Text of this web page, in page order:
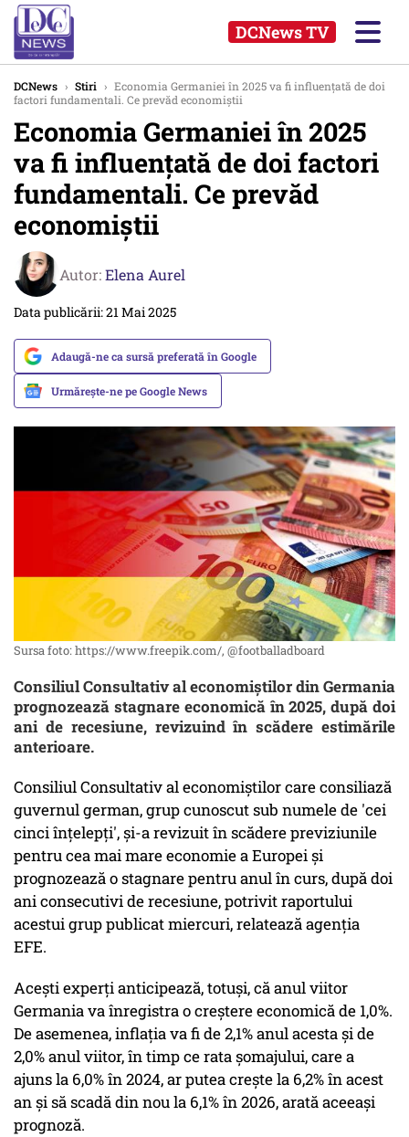
DCNews TV
DCNews › Stiri › Economia Germaniei în 2025 va fi influențată de doi
factori fundamentali. Ce prevăd economiștii
Economia Germaniei în 2025
va fi influențată de doi factori
fundamentali. Ce prevăd
economiștii
Autor:Elena Aurel
Data publicării: 21 Mai 2025
Adaugă-ne ca sursă preferată în Google
Urmărește-ne pe Google News
Sursa foto: https://www.freepik.com/, @footballadboard
Consiliul Consultativ al economiștilor din Germania
prognozează stagnare economică în 2025, după doi
ani de recesiune, revizuind în scădere estimările
anterioare.
Consiliul Consultativ al economiștilor care consiliază
guvernul german, grup cunoscut sub numele de 'cei
cinci înțelepți', și-a revizuit în scădere previziunile
pentru cea mai mare economie a Europei și
prognozează o stagnare pentru anul în curs, după doi
ani consecutivi de recesiune, potrivit raportului
acestui grup publicat miercuri, relatează agenția
EFE.
Acești experți anticipează, totuși, că anul viitor
Germania va înregistra o creștere economică de 1,0%.
De asemenea, inflația va fi de 2,1% anul acesta și de
2,0% anul viitor, în timp ce rata șomajului, care a
ajuns la 6,0% în 2024, ar putea crește la 6,2% în acest
an și să scadă din nou la 6,1% în 2026, arată aceeași
prognoză.